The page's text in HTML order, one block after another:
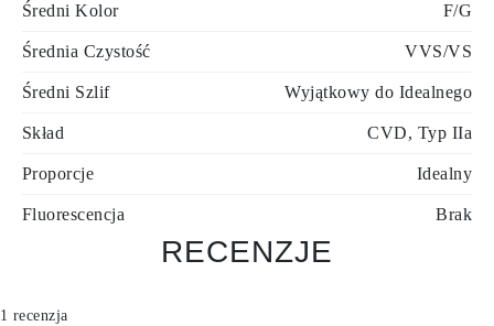
Średni Kolor F/G
Średnia Czystość VVS/VS
Średni Szlif Wyjątkowy do Idealnego
Skład CVD, Typ IIa
Proporcje Idealny
Fluorescencja Brak
RECENZJE
1 recenzja